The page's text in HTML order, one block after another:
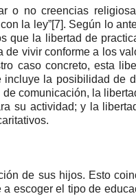
o no creencias
la ley”[7]. Según lo
que la libertad de
de vivir conforme a los
caso concreto, esta
incluye la posibilidad de
comunicación, la
su actividad; y la
de sus hijos. Esto
escoger el tipo de